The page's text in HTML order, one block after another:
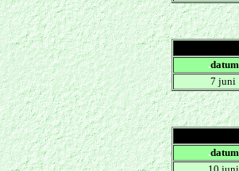
.datum
7 juni
.datum